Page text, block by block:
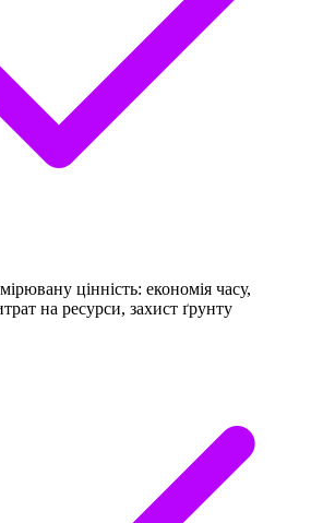
цінність: економія часу,
на ресурси, захист ґрунту